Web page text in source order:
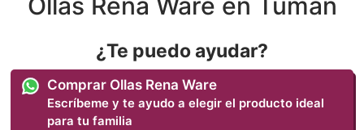
¿Te puedo ayudar?
Comprar Ollas Rena Ware
Escríbeme y te ayudo a elegir el producto ideal
para tu familia